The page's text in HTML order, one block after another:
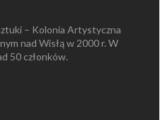
– Kolonia Artystyczna
nad Wisłą w 2000 r. W
50 członków.